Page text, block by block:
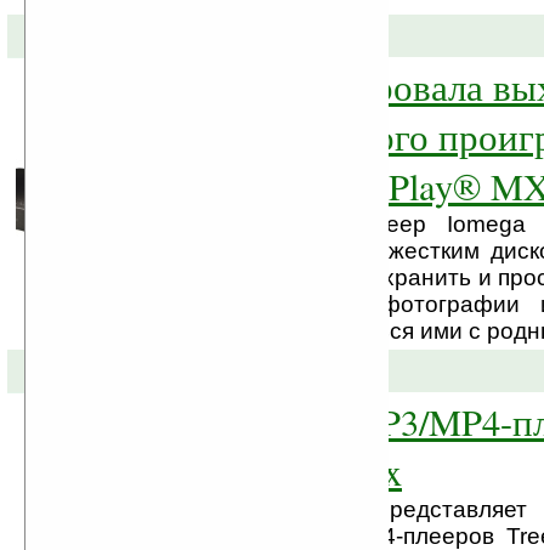
Iomega анонсировала
мультимедийного
Iomega® ScreenPlay®
Компактный медиаплеер
Mobile с встроенным жестким
дюйма, позволит Вам хранить и
любимые фильмы, фотографии
записи, а также делиться ими с
Новая серия MP3/MP4-
Treelogic TL-21x
Компания Treelogic
новой серии MP3/MP4-плееров